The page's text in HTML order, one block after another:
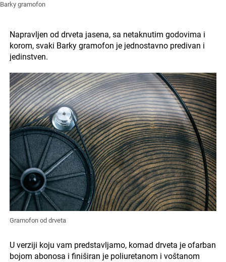
Barky gramofon
Napravljen od drveta jasena, sa netaknutim godovima i
korom, svaki Barky gramofon je jednostavno predivan i
jedinstven.
Gramofon od drveta
U verziji koju vam predstavljamo, komad drveta je ofarban
bojom abonosa i finiširan je poliuretanom i voštanom